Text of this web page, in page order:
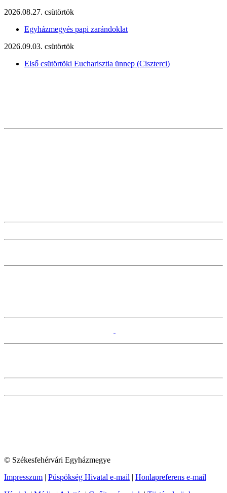
2026.08.27. csütörtök
Egyházmegyés papi zarándoklat
2026.09.03. csütörtök
Első csütörtöki Eucharisztia ünnep (Ciszterci)
© Székesfehérvári Egyházmegye
Impresszum | Püspökség Hivatal e-mail | Honlapreferens e-mail